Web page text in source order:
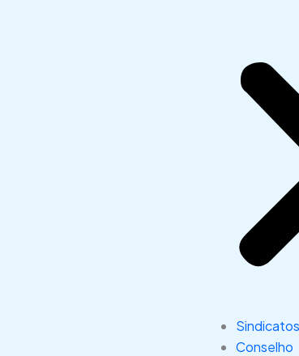
Sindicatos
Conselho